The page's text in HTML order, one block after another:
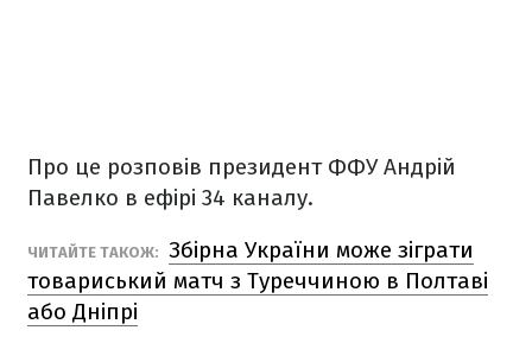
Про це розповів президент ФФУ Андрій
Павелко в ефірі 34 каналу.
ЧИТАЙТЕ ТАКОЖ: Збірна України може зіграти
товариський матч з Туреччиною в Полтаві
або Дніпрі